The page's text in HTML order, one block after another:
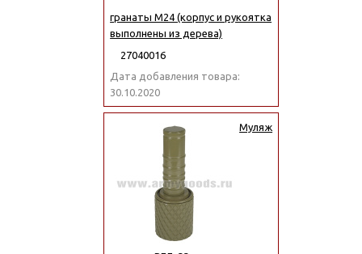
гранаты М24 (корпус и рукоятка
выполнены из дерева)
27040016
Дата добавления товара:
30.10.2020
Муляж